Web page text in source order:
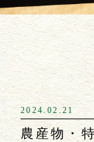
2024.02.21
農産物・